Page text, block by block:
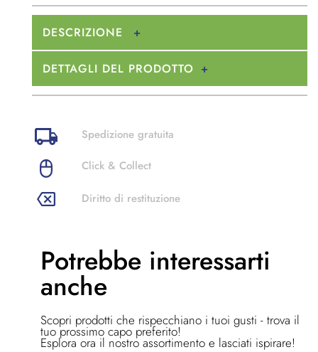
DESCRIZIONE
DETTAGLI DEL PRODOTTO
Spedizione gratuita
Click & Collect
Diritto di restituzione
Potrebbe interessarti
anche
Scopri prodotti che rispecchiano i tuoi gusti - trova il
tuo prossimo capo preferito!
Esplora ora il nostro assortimento e lasciati ispirare!